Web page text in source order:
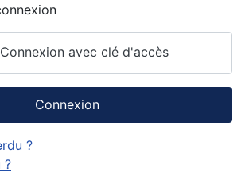
Connexion avec clé d'accès
Connexion
?
?